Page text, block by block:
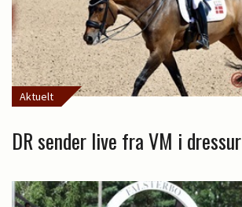
Aktuelt
DR sender live fra VM i dressur